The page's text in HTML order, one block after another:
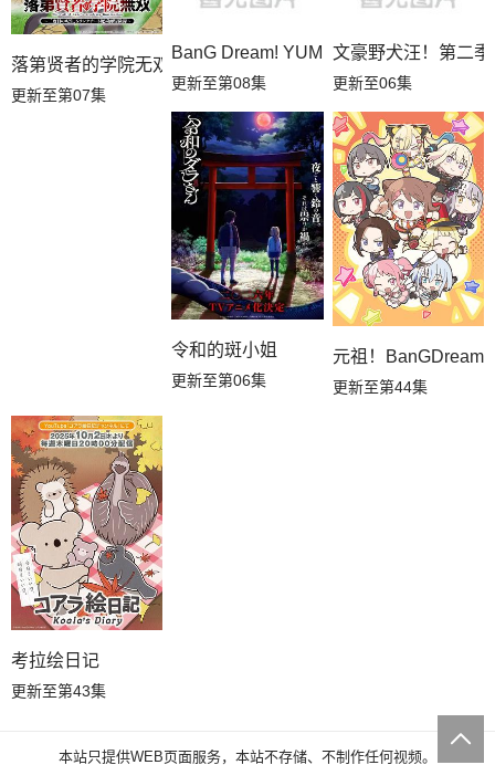
落第贤者的学院无双第二回转生，S等级作弊魔术师冒险记
更新至第07集
BanG Dream! YUME∞MITA
更新至第08集
文豪野犬汪！第二季
更新至06集
令和的斑小姐
更新至第06集
元祖！BanGDream
更新至第44集
考拉绘日记
更新至第43集
本站只提供WEB页面服务，本站不存储、不制作任何视频。